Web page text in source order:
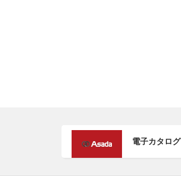
電子カタログ